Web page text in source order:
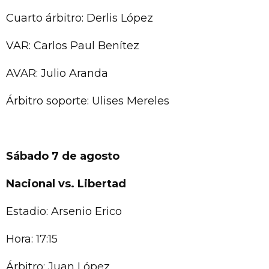
Cuarto árbitro: Derlis López
VAR: Carlos Paul Benítez
AVAR: Julio Aranda
Árbitro soporte: Ulises Mereles
Sábado 7 de agosto
Nacional vs. Libertad
Estadio: Arsenio Erico
Hora: 17:15